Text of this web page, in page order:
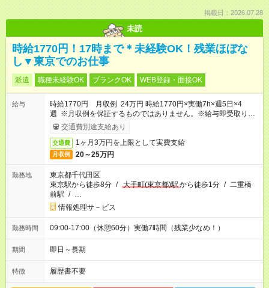
掲載日：2026.07.28
未読
時給1770円！17時まで＊未経験OK！残業ほぼな
し▼東京でのお仕事
派遣 職種未経験OK ブランクOK WEB登録・面接OK
給与
時給1770円 月収例 24万円 時給1770円×実働7h×週5日×4
週 ※月収例を保証するものではありません。※給与即受取りサ
ービス利用可（利用条件有）
交通費別途支給あり
交通費 1ヶ月3万円を上限として実費支給
月収例 20～25万円
勤務地
東京都千代田区
東京駅から徒歩8分 / 大手町(東京都)駅から徒歩1分 / 二重橋
前駅 / …
情報処理サ－ビス
勤務時間 09:00-17:00（休憩60分）実働7時間（残業少なめ！）
期間 即日～長期
特徴 履歴書不要